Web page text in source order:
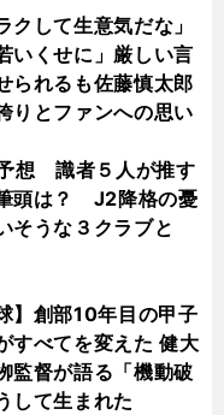
クして生意気だな」
いくせに」厳しい言
られるも佐藤慎太郎
りとファンへの思い
想 識者５人が推す
頭は？ J2降格の憂
そうな３クラブと
】創部10年目の甲子
すべてを変えた 健大
監督が語る「機動破
して生まれた